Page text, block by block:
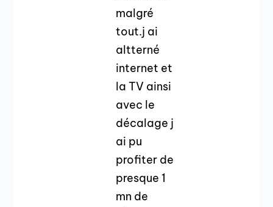
malgré
tout.j ai
altterné
internet et
la TV ainsi
avec le
décalage j
ai pu
profiter de
presque 1
mn de